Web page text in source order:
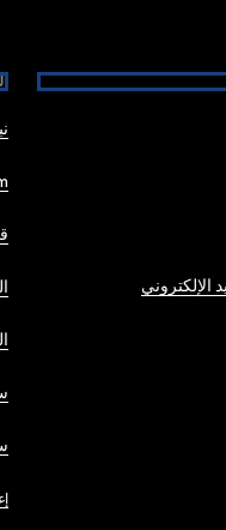
الإلكتروني